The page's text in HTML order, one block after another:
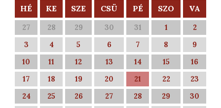
HÉ KE SZE CSÜ PÉ SZO VA
27 28 29 30 31 1
2
3
4 5 6 7 8
9
10
11 12 13 14 15
16
17
18 19 20 21 22
23
24
25 26 27 28 29
30